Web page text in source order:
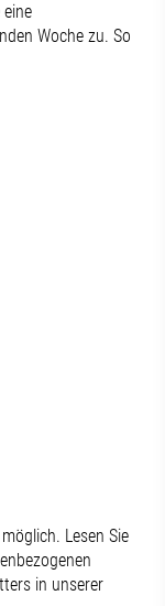
Woche zu. So
Lesen Sie
in unserer